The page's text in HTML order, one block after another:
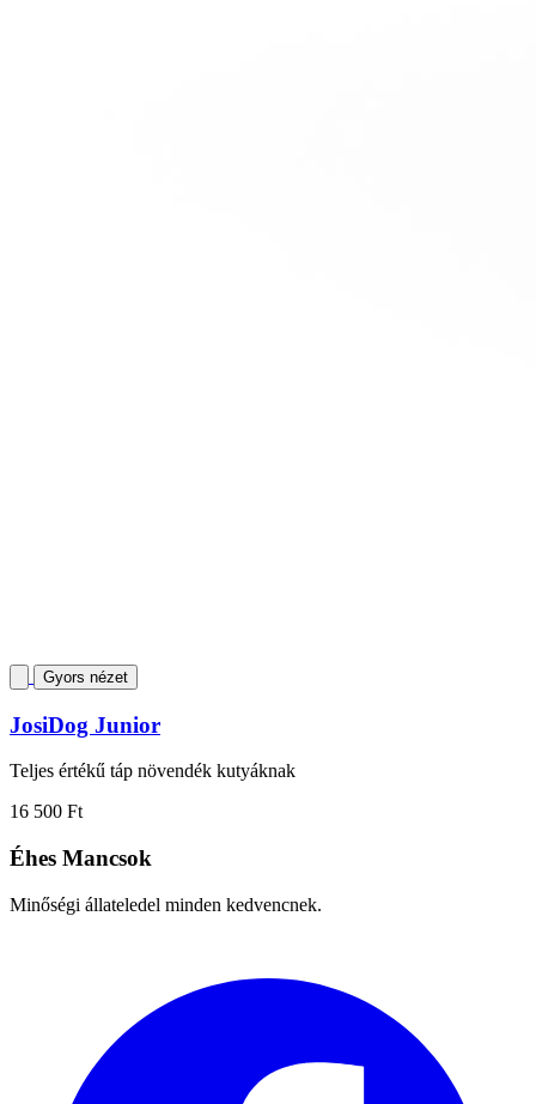
Gyors nézet
JosiDog Junior
Teljes értékű táp növendék kutyáknak
16 500 Ft
Éhes Mancsok
Minőségi állateledel minden kedvencnek.